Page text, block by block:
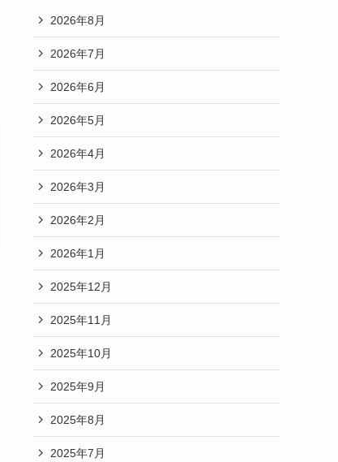
2026年8月
2026年7月
2026年6月
2026年5月
2026年4月
2026年3月
2026年2月
2026年1月
2025年12月
2025年11月
2025年10月
2025年9月
2025年8月
2025年7月